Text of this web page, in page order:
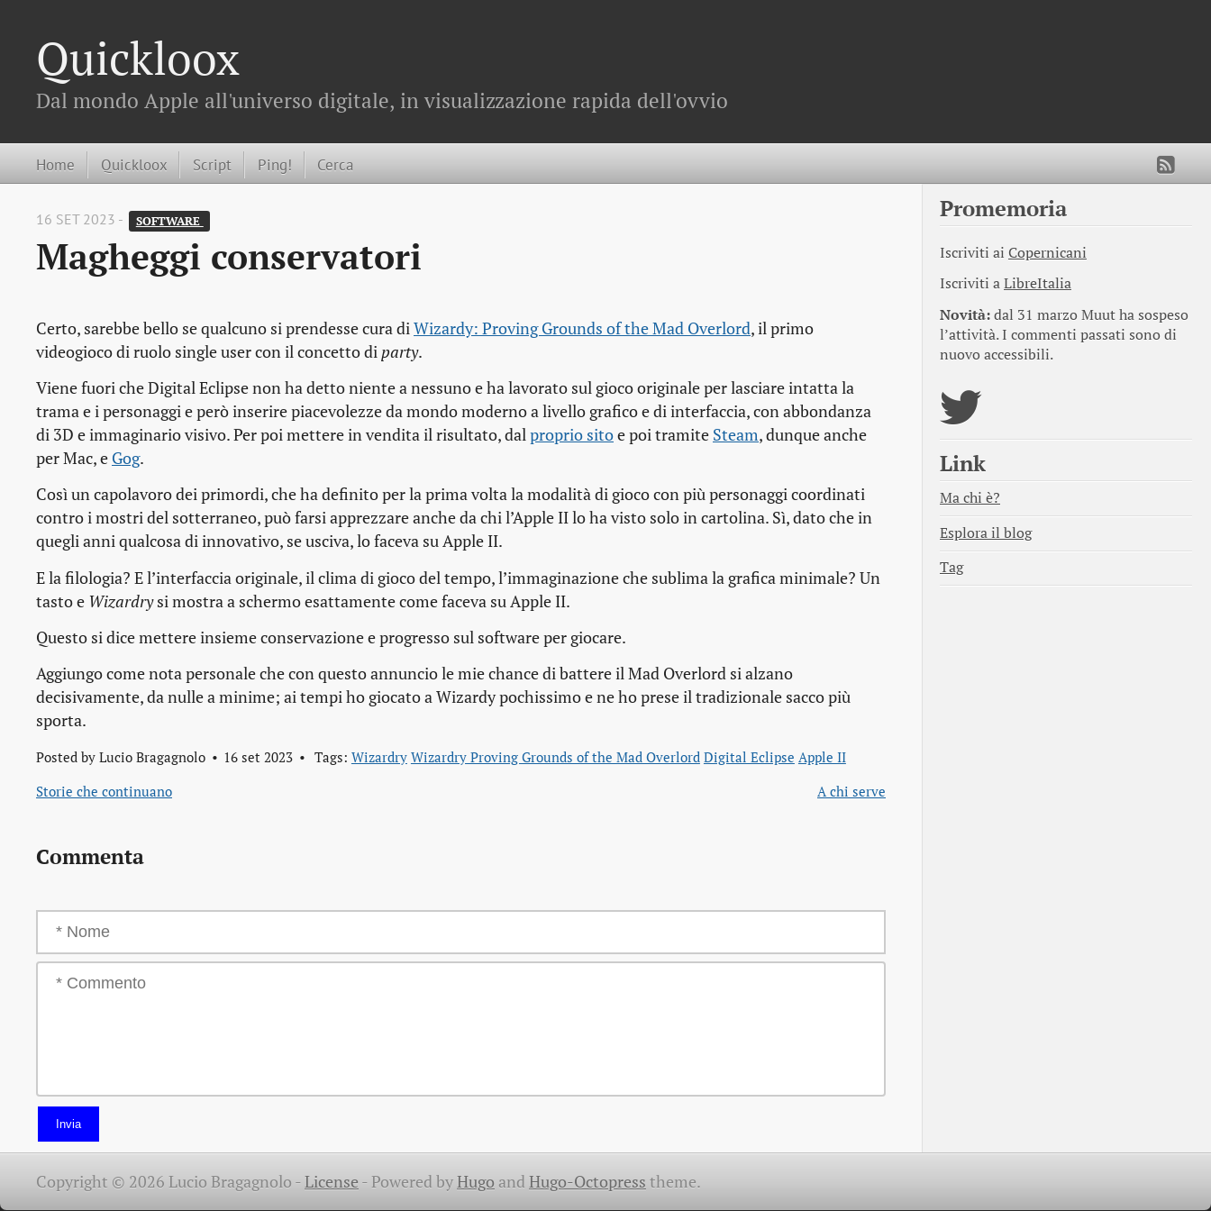
Quickloox
Dal mondo Apple all'universo digitale, in visualizzazione rapida dell'ovvio
Home Quickloox Script Ping! Cerca
16 SET 2023 - SOFTWARE
Magheggi conservatori
Certo, sarebbe bello se qualcuno si prendesse cura diWizardy: Proving Grounds of the Mad Overlord, il primo
videogioco di ruolo single user con il concetto di party.
Viene fuori che Digital Eclipse non ha detto niente a nessuno e ha lavorato sul gioco originale per lasciare intatta la
trama e i personaggi e però inserire piacevolezze da mondo moderno a livello grafico e di interfaccia, con abbondanza
di 3D e immaginario visivo. Per poi mettere in vendita il risultato, dalproprio sitoe poi tramite Steam, dunque anche
per Mac, e Gog.
Così un capolavoro dei primordi, che ha definito per la prima volta la modalità di gioco con più personaggi coordinati
contro i mostri del sotterraneo, può farsi apprezzare anche da chi l’Apple II lo ha visto solo in cartolina. Sì, dato che in
quegli anni qualcosa di innovativo, se usciva, lo faceva su Apple II.
E la filologia? E l’interfaccia originale, il clima di gioco del tempo, l’immaginazione che sublima la grafica minimale? Un
tasto e Wizardrysi mostra a schermo esattamente come faceva su Apple II.
Questo si dice mettere insieme conservazione e progresso sul software per giocare.
Aggiungo come nota personale che con questo annuncio le mie chance di battere il Mad Overlord si alzano
decisivamente, da nulle a minime; ai tempi ho giocato a Wizardy pochissimo e ne ho prese il tradizionale sacco più
sporta.
Posted by Lucio Bragagnolo 16 set 2023 Tags: Wizardry Wizardry Proving Grounds of the Mad Overlord Digital Eclipse Apple II
Storie che continuano
A chi serve
Commenta
Invia
Promemoria
Iscriviti ai Copernicani
Iscriviti aLibreItalia
Novità:dal 31 marzo Muut ha sospeso
l’attività. I commenti passati sono di
nuovo accessibili.
Link
Ma chi è?
Esplora il blog
Tag
Copyright © 2026 Lucio Bragagnolo -License -Powered byHugoandHugo-Octopress theme.